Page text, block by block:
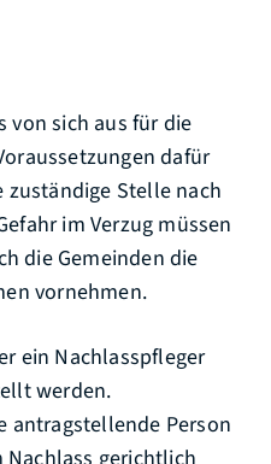
von sich aus für die
dafür
Stelle nach
im Verzug müssen
die Gemeinden die
vornehmen.
ein Nachlasspfleger
werden.
antragstellende Person